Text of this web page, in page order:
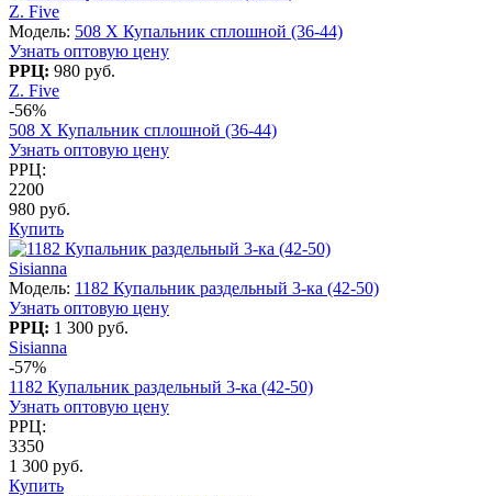
Z. Five
Модель: 508 X Купальник сплошной (36-44)
Узнать оптовую цену
РРЦ: 980 руб.
Z. Five
-56%
508 X Купальник сплошной (36-44)
Узнать оптовую цену
РРЦ:
2200
980 руб.
Купить
Sisianna
Модель: 1182 Купальник раздельный 3-ка (42-50)
Узнать оптовую цену
РРЦ: 1 300 руб.
Sisianna
-57%
1182 Купальник раздельный 3-ка (42-50)
Узнать оптовую цену
РРЦ:
3350
1 300 руб.
Купить